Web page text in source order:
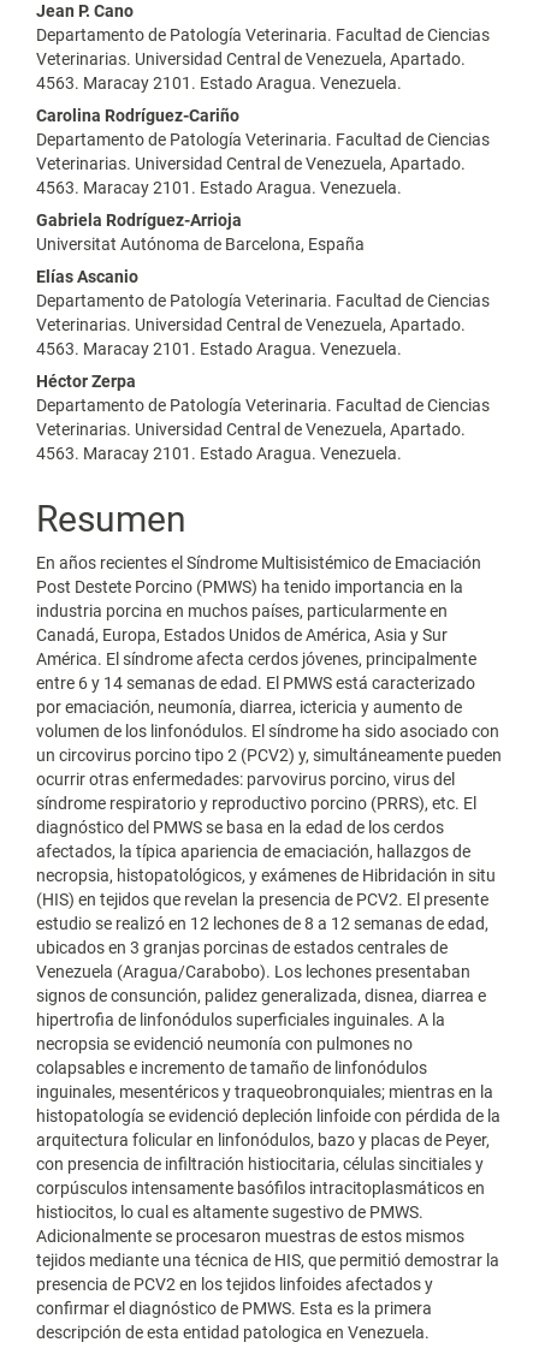
Jean P. Cano
Departamento de Patología Veterinaria. Facultad de Ciencias
Veterinarias. Universidad Central de Venezuela, Apartado.
4563. Maracay 2101. Estado Aragua. Venezuela.
Carolina Rodríguez-Cariño
Departamento de Patología Veterinaria. Facultad de Ciencias
Veterinarias. Universidad Central de Venezuela, Apartado.
4563. Maracay 2101. Estado Aragua. Venezuela.
Gabriela Rodríguez-Arrioja
Universitat Autónoma de Barcelona, España
Elías Ascanio
Departamento de Patología Veterinaria. Facultad de Ciencias
Veterinarias. Universidad Central de Venezuela, Apartado.
4563. Maracay 2101. Estado Aragua. Venezuela.
Héctor Zerpa
Departamento de Patología Veterinaria. Facultad de Ciencias
Veterinarias. Universidad Central de Venezuela, Apartado.
4563. Maracay 2101. Estado Aragua. Venezuela.
Resumen
En años recientes el Síndrome Multisistémico de Emaciación
Post Destete Porcino (PMWS) ha tenido importancia en la
industria porcina en muchos países, particularmente en
Canadá, Europa, Estados Unidos de América, Asia y Sur
América. El síndrome afecta cerdos jóvenes, principalmente
entre 6 y 14 semanas de edad. El PMWS está caracterizado
por emaciación, neumonía, diarrea, ictericia y aumento de
volumen de los linfonódulos. El síndrome ha sido asociado con
un circovirus porcino tipo 2 (PCV2) y, simultáneamente pueden
ocurrir otras enfermedades: parvovirus porcino, virus del
síndrome respiratorio y reproductivo porcino (PRRS), etc. El
diagnóstico del PMWS se basa en la edad de los cerdos
afectados, la típica apariencia de emaciación, hallazgos de
necropsia, histopatológicos, y exámenes de Hibridación in situ
(HIS) en tejidos que revelan la presencia de PCV2. El presente
estudio se realizó en 12 lechones de 8 a 12 semanas de edad,
ubicados en 3 granjas porcinas de estados centrales de
Venezuela (Aragua/Carabobo). Los lechones presentaban
signos de consunción, palidez generalizada, disnea, diarrea e
hipertrofia de linfonódulos superficiales inguinales. A la
necropsia se evidenció neumonía con pulmones no
colapsables e incremento de tamaño de linfonódulos
inguinales, mesentéricos y traqueobronquiales; mientras en la
histopatología se evidenció depleción linfoide con pérdida de la
arquitectura folicular en linfonódulos, bazo y placas de Peyer,
con presencia de infiltración histiocitaria, células sincitiales y
corpúsculos intensamente basófilos intracitoplasmáticos en
histiocitos, lo cual es altamente sugestivo de PMWS.
Adicionalmente se procesaron muestras de estos mismos
tejidos mediante una técnica de HIS, que permitió demostrar la
presencia de PCV2 en los tejidos linfoides afectados y
confirmar el diagnóstico de PMWS. Esta es la primera
descripción de esta entidad patologica en Venezuela.